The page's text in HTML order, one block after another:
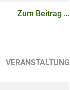
Zum Beitrag …
VERANSTALTUNG